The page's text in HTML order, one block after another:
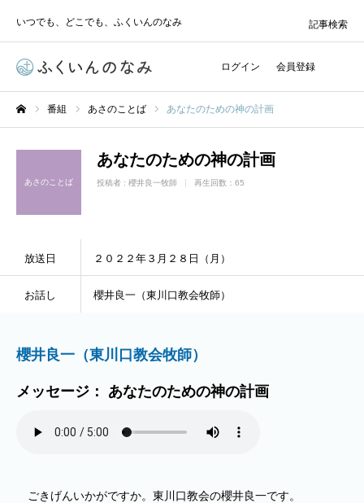
いつでも、どこでも、ふくいんのなみ
ログイン 会員登録
記事検索
番組 あさのことば あなたのための神の計画
あさのことば
あなたのための神の計画
投稿者 : 櫻井良一牧師 再生回数：65
放送日 ２０２２年３月２８日（月）
お話し 櫻井良一（東川口教会牧師）
櫻井良一（東川口教会牧師）
メッセージ： あなたのための神の計画
ごきげんいかがですか。東川口教会の櫻井良一です。